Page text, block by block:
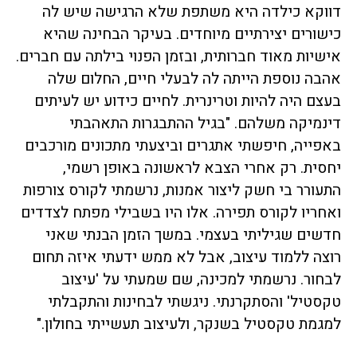
דווקא כילדה היא משתפת שלא הרגישה שיש לה
כישורים יצירתיים מיוחדים. בעיקר הבחינה שהיא
אישיות מאוד חברותית, ובזמן הפנוי בילתה עם חברים.
אהבה נוספת הייתה לה לבעלי חיים, החלום שלה
בעצם היה להיות וטרינרית. לחיים כידוע יש לעיתים
דינמיקה משלהם. "בגיל ההתבגרות התאהבתי
באפייה, חיפשתי אתגרים וביצעתי מתכונים מורכבים
יחסית. רק אחרי הצבא לראשונה באופן רשמי,
התעורר בי חשק ליצור אמנות, נרשמתי לקורס צורפות
ואחריו לקורס תפירה. אלו היו בשבילי מפתח לצדדים
חדשים שגיליתי בעצמי. במשך הזמן הבנתי שאני
רוצה ללמוד עיצוב, אבל לא ממש ידעתי איזה תחום
לבחור. נרשמתי למכינה, שם שמעתי על 'עיצוב
טקסטיל' והסתקרנתי. ניגשתי לבחינות והתקבלתי
למגמת טקסטיל בשנקר, ולעיצוב תעשייתי בחולון."